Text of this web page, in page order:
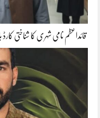
قائداعظم نامی شہری کا شناختی